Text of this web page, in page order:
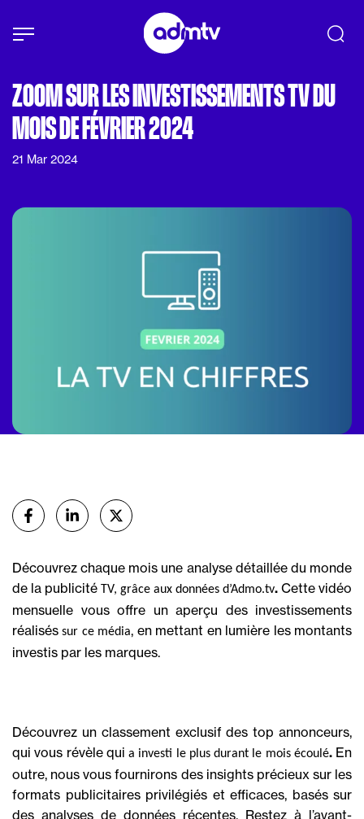
Aller au contenu principal
ZOOM SUR LES INVESTISSEMENTS TV DU
MOIS DE FÉVRIER 2024
21 Mar 2024
Partager
sur Facebook
sur Linkedinsur X (Twitter)
Découvrez chaque mois une analyse détaillée du monde
de la publicité TV, grâce aux données d’Admo.tv. Cette vidéo
mensuelle vous offre un aperçu des investissements
réaliséssur ce média, en mettant en lumière les montants
investis par les marques.
Découvrez un classement exclusif des top annonceurs,
qui vous révèle qui a investi le plus durant le mois écoulé.En
outre, nous vous fournirons des insights précieux sur les
formats publicitaires privilégiés et efficaces, basés sur
des analyses de données récentes. Restez à l’avant-
Panneau de gestion des cookies